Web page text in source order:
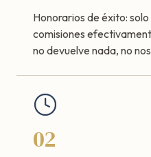
Honorarios de éxito:
comisiones
no devuelve nada, no
02